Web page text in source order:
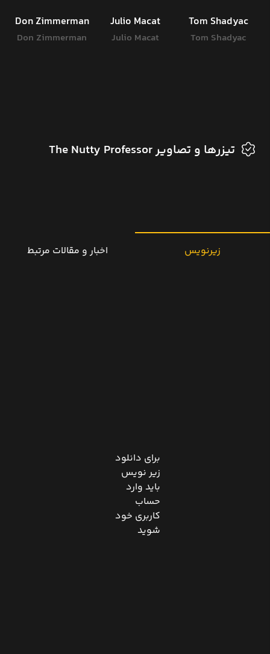
Tom Shadyac
Tom Shadyac
Julio Macat
Julio Macat
Don Zimmerman
Don Zimmerman
تیزرها و تصاویر The Nutty Professor
زیرنویس اخبار و مقالات مرتبط
برای دانلود
زیر نویس
باید وارد
حساب
کاربری خود
شوید